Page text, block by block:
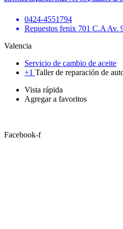
0424-4551794
Repuestos fenix 701 C.A Av.
Valencia
Servicio de cambio de aceite
+1 Taller de reparación de
Vista rápida
Agregar a favoritos
Facebook-f